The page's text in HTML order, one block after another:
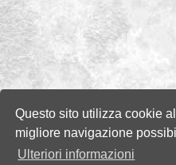
Questo sito utilizza cookie
migliore navigazione
Ulteriori informazioni